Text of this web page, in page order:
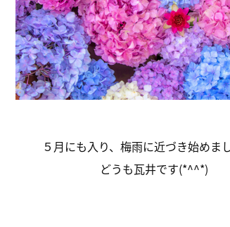
５月にも入り、梅雨に近づき始めま
どうも瓦井です(*^^*)